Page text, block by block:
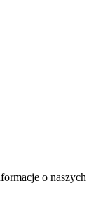
o naszych